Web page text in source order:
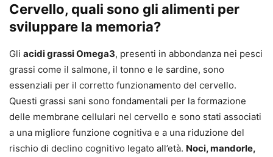
Cervello, quali sono gli alimenti per
sviluppare la memoria?
Gli acidi grassi Omega3, presenti in abbondanza nei pesci
grassi come il salmone, il tonno e le sardine, sono
essenziali per il corretto funzionamento del cervello.
Questi grassi sani sono fondamentali per la formazione
delle membrane cellulari nel cervello e sono stati associati
a una migliore funzione cognitiva e a una riduzione del
rischio di declino cognitivo legato all’età. Noci, mandorle,